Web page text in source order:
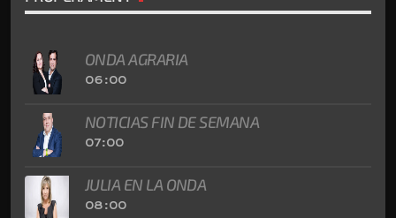
ONDA AGRARIA
06:00
NOTICIAS FIN DE SEMANA
07:00
JULIA EN LA ONDA
08:00